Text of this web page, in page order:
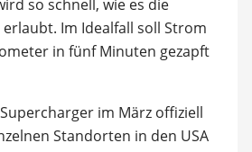
so schnell, wie es die
Im Idealfall soll Strom
in fünf Minuten gezapft
im März offiziell
Standorten in den USA